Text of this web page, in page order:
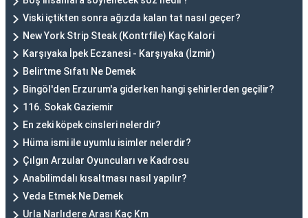
Viski içtikten sonra ağızda kalan tat nasıl geçer?
New York Strip Steak (Kontrfile) Kaç Kalori
Karşıyaka İpek Eczanesi - Karşıyaka (İzmir)
Belirtme Sıfatı Ne Demek
Bingöl'den Erzurum'a giderken hangi şehirlerden geçilir?
116. Sokak Gaziemir
En zeki köpek cinsleri nelerdir?
Hüma ismi ile uyumlu isimler nelerdir?
Çılgın Arzular Oyuncuları ve Kadrosu
Anabilimdalı kısaltması nasıl yapılır?
Veda Etmek Ne Demek
Urla Narlıdere Arası Kaç Km